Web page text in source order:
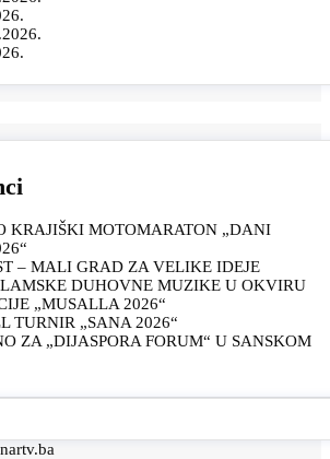
KRAJIŠKI MOTOMARATON „DANI
– MALI GRAD ZA VELIKE IDEJE
DUHOVNE MUZIKE U OKVIRU
„MUSALLA 2026“
TURNIR „SANA 2026“
ZA „DIJASPORA FORUM“ U SANSKOM